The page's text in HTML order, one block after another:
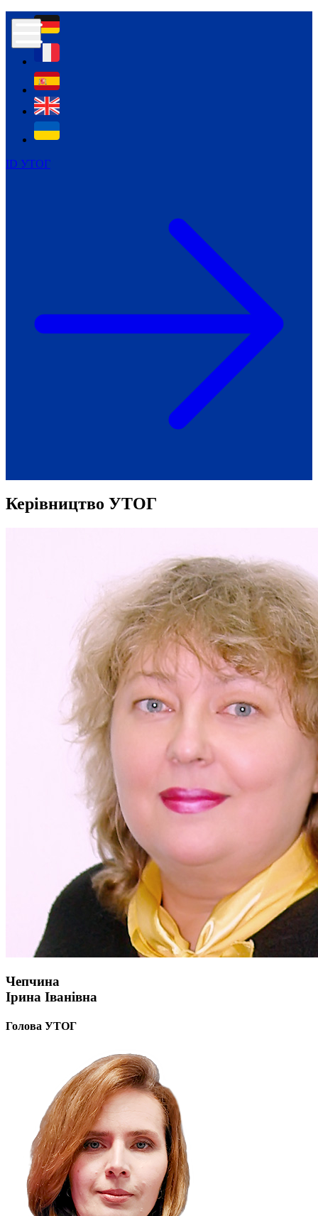
ID УТОГ
Контур психологічної безпеки глухих
Всеукраїнський пісенний
челендж «Україно, ти є!»
Молодіжний челендж «Жестова
мова для мене – це…»
Репортажі спеціальних та
інклюзивних начальних закладів
України
Як приклад стійкості спільноти
Говоримо коротко про наболіле
Міжнародний тиждень глухих людей
Всеукраїнський челендж «Молодь
співає»
жестову мову.
Всеукраїнський конкурс «Людина року в
УТОГ»: прийом заявок 2023
90 років УТОГ
92 роки УТОГ
93 роки УТОГ
Історії та спогади ветеранів УТОГ
Кадрові зміни
Працевлаштування
Про глухих
Постаті в УТОГ
Все про УТОГ: ваші права, послуги та підтримка:
Важлива інформація
Благодійні справи
Історія глухих
Коронавірус
Брифінги
Корисні інформаційні матеріали від Т. Ломакіної
Офіційна інформація
Про УТОГ
Керівництво УТОГ
Громадські ради УТОГ ⩺
Всеукраїнська Рада голів обласних
організацій УТОГ
Всеукраїнська Рада ветеранів УТОГ
Всеукраїнська Рада перекладачів жестової
мови УТОГ
Всеукраїнська Рада директорів УТОГ
Всеукраїнська молодіжна Рада УТОГ
Молодіжні лідери УТОГ
Мережа УТОГ
Підприємства УТОГ
Видання УТОГ
Контакти
Навчальні програми
Дошкільна освіта
Загальна освіта
Для абітурієнтів
Уроки
Українська жестова мова
Географія
Правознавство
Я досліджую світ
Керівництво УТОГ
Чепчина
Ірина Іванівна
Голова УТОГ